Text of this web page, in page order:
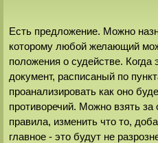
Есть предложение. Можно
которому любой желающий
положения о судействе. Когда
документ, расписаный по
проанализировать как оно
противоречий. Можно взять
правила, изменить что то,
главное - это будут не